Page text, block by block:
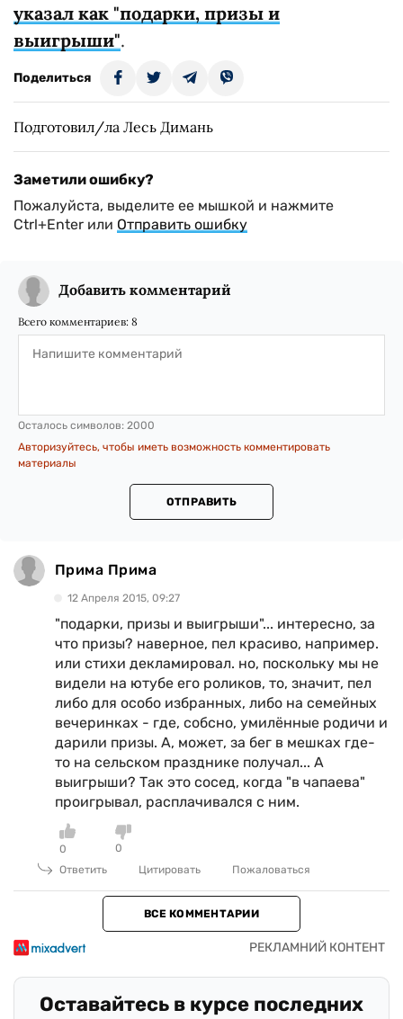
указал как "подарки, призы и
выигрыши".
Поделиться
Подготовил/ла Лесь Димань
Заметили ошибку?
Пожалуйста, выделите ее мышкой и нажмите
Ctrl+Enter или Отправить ошибку
Добавить комментарий
Всего комментариев: 8
Осталось символов: 2000
Авторизуйтесь, чтобы иметь возможность комментировать
материалы
ОТПРАВИТЬ
Прима Прима
12 Апреля 2015, 09:27
"подарки, призы и выигрыши"... интересно, за
что призы? наверное, пел красиво, например.
или стихи декламировал. но, поскольку мы не
видели на ютубе его роликов, то, значит, пел
либо для особо избранных, либо на семейных
вечеринках - где, собсно, умилённые родичи и
дарили призы. А, может, за бег в мешках где-
то на сельском празднике получал... А
выигрыши? Так это сосед, когда "в чапаева"
проигрывал, расплачивался с ним.
0
0
Ответить
Цитировать Пожаловаться
ВСЕ КОММЕНТАРИИ
Оставайтесь в курсе последних